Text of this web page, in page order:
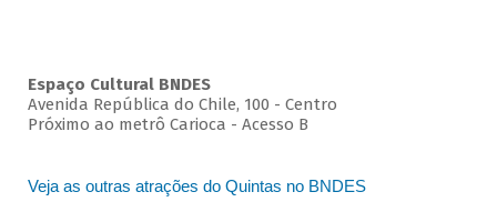
Espaço Cultural BNDES
Avenida República do Chile, 100 - Centro
Próximo ao metrô Carioca - Acesso B
Veja as outras atrações do Quintas no BNDES